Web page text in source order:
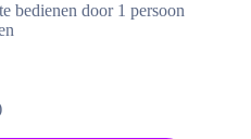
bedienen door 1 persoon